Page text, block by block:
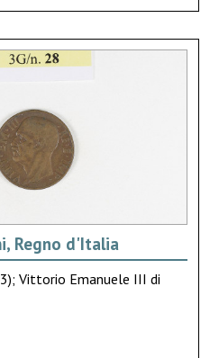
Regno d'Italia
Vittorio Emanuele III di